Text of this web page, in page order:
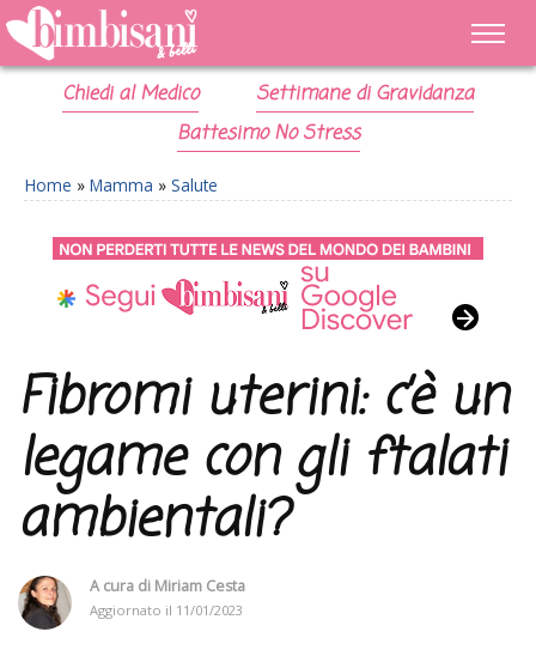
Chiedi al Medico
Settimane di Gravidanza
Battesimo No Stress
Home » Mamma » Salute
Fibromi uterini: c’è un
legame con gli ftalati
ambientali?
A cura di Miriam Cesta
Aggiornato il 11/01/2023